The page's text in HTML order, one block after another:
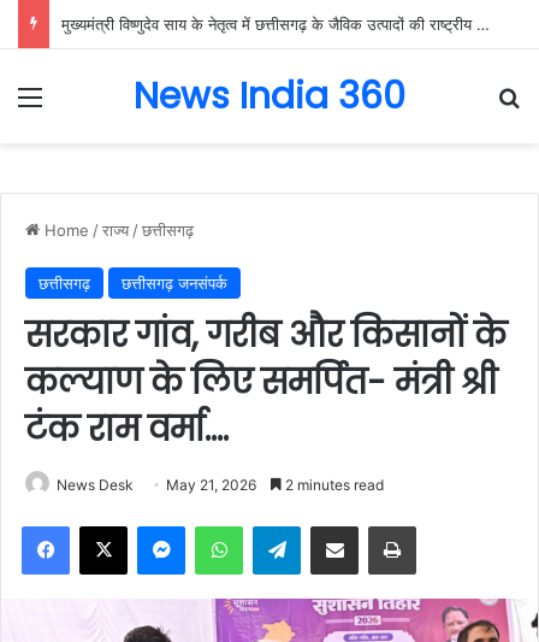
मुख्यमंत्री विष्णुदेव साय के नेतृत्व में छत्तीसगढ़ के जैविक उत्पादों की राष्ट्रीय मंच पर गूंज, बायोफैच इंडिया-2026 में गौरेला-पेंड्रा-मरवाही के विष्णुभोग चावल और केवची के प्राकृतिक शहद ने बटोरी सराहना….
Menu News India 360
Home /राज्य /छत्तीसगढ़
छत्तीसगढ़ छत्तीसगढ़ जनसंपर्क
सरकार गांव, गरीब और किसानों के
कल्याण के लिए समर्पित- मंत्री श्री
टंक राम वर्मा….
News Desk May 21, 2026 2 minutes read
Facebook
X MessengerWhatsAppTelegramShare via Email Print